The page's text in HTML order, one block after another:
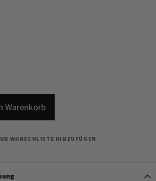
Warenkorb
WUNSCHLISTE HINZUFÜGEN